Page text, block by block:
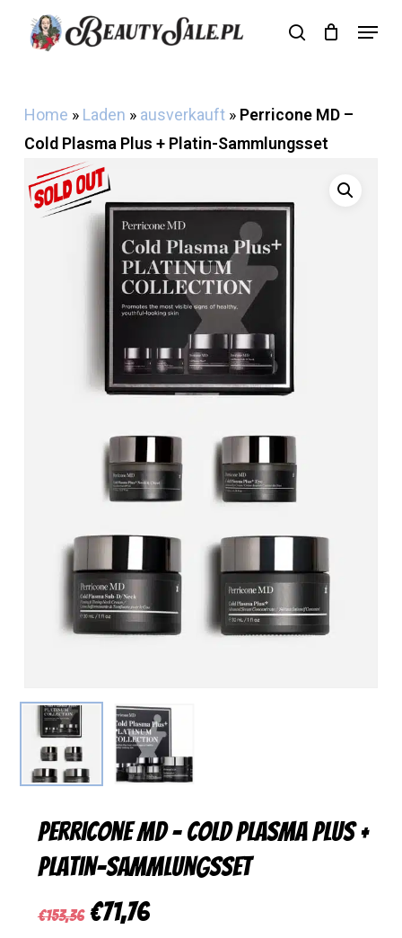
search
Menu
Cart Close
Home » Laden » ausverkauft» Perricone MD –
Cold Plasma Plus + Platin-Sammlungsset
Perricone MD – Cold Plasma Plus +
Platin-Sammlungsset
€153,36 Ursprünglicher
€71,76Aktueller